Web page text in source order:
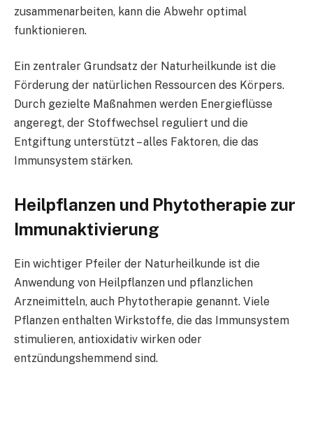
zusammenarbeiten, kann die Abwehr optimal
funktionieren.
Ein zentraler Grundsatz der Naturheilkunde ist die
Förderung der natürlichen Ressourcen des Körpers.
Durch gezielte Maßnahmen werden Energieflüsse
angeregt, der Stoffwechsel reguliert und die
Entgiftung unterstützt – alles Faktoren, die das
Immunsystem stärken.
Heilpflanzen und Phytotherapie zur
Immunaktivierung
Ein wichtiger Pfeiler der Naturheilkunde ist die
Anwendung von Heilpflanzen und pflanzlichen
Arzneimitteln, auch Phytotherapie genannt. Viele
Pflanzen enthalten Wirkstoffe, die das Immunsystem
stimulieren, antioxidativ wirken oder
entzündungshemmend sind.